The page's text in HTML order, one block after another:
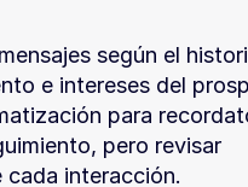
según el
e intereses del
para
pero revisar
cada interacción.